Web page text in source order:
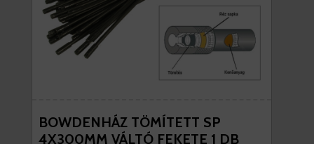
BOWDENHÁZ TÖMÍTETT SP
4X300MM VÁLTÓ FEKETE 1 DB